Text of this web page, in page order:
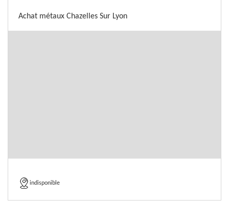
Achat métaux Chazelles Sur Lyon
indisponible